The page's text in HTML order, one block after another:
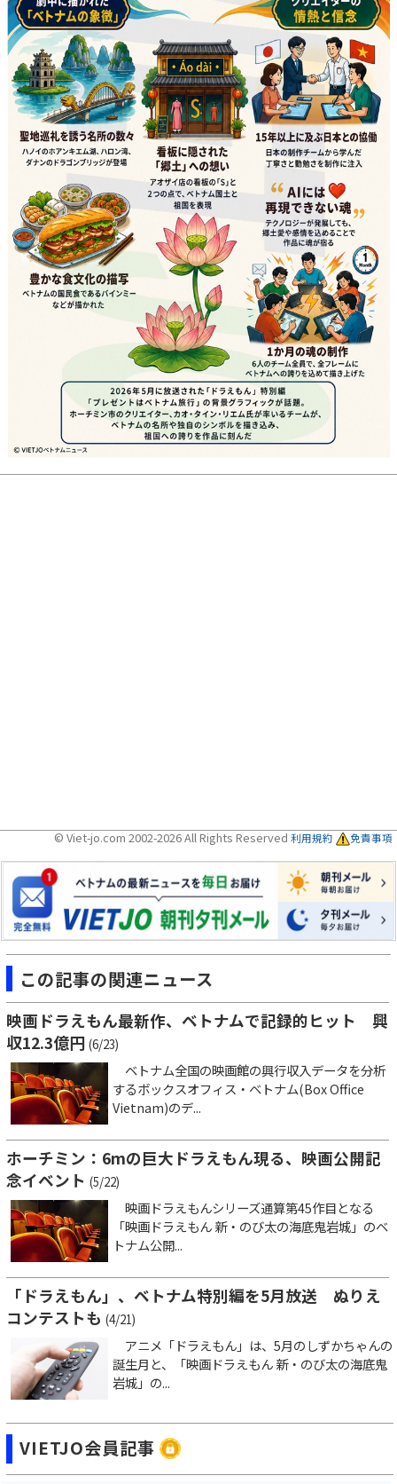
© Viet-jo.com 2002-2026 All Rights Reserved 利用規約 免責事項
この記事の関連ニュース
映画ドラえもん最新作、ベトナムで記録的ヒット 興
収12.3億円 (6/23)
ベトナム全国の映画館の興行収入データを分析
するボックスオフィス・ベトナム(Box Office
Vietnam)のデ...
ホーチミン：6mの巨大ドラえもん現る、映画公開記
念イベント (5/22)
映画ドラえもんシリーズ通算第45作目となる
「映画ドラえもん 新・のび太の海底鬼岩城」のベ
トナム公開...
「ドラえもん」、ベトナム特別編を5月放送 ぬりえ
コンテストも (4/21)
アニメ「ドラえもん」は、5月のしずかちゃんの
誕生月と、「映画ドラえもん 新・のび太の海底鬼
岩城」の...
VIETJO会員記事